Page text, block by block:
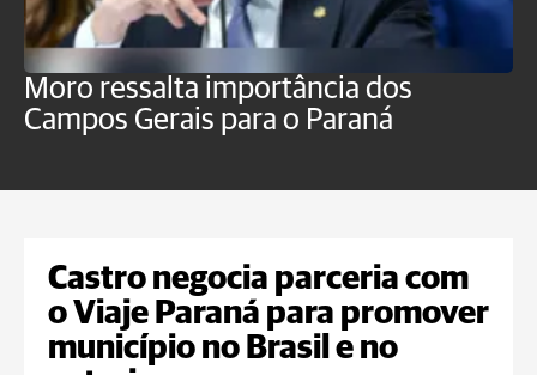
Moro ressalta importância dos
Campos Gerais para o Paraná
Castro negocia parceria com
o Viaje Paraná para promover
município no Brasil e no